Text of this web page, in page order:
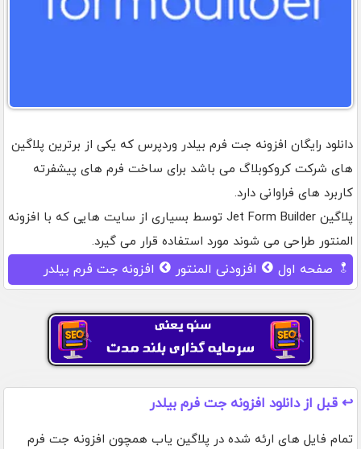
دانلود رایگان افزونه جت فرم بیلدر وردپرس که یکی از برترین پلاگین
های شرکت کروکوبلاگ می باشد برای ساخت فرم های پیشفرته
کاربرد های فراوانی دارد.
پلاگین Jet Form Builder توسط بسیاری از سایت هایی که با افزونه
المنتور طراحی می شوند مورد استفاده قرار می گیرد.
صفحه اول افزودنی المنتور افزونه جت فرم بیلدر
↩️ قبل از دانلود افزونه جت فرم بیلدر
تمام فایل های ارئه شده در پلاگین یاب همچون افزونه جت فرم